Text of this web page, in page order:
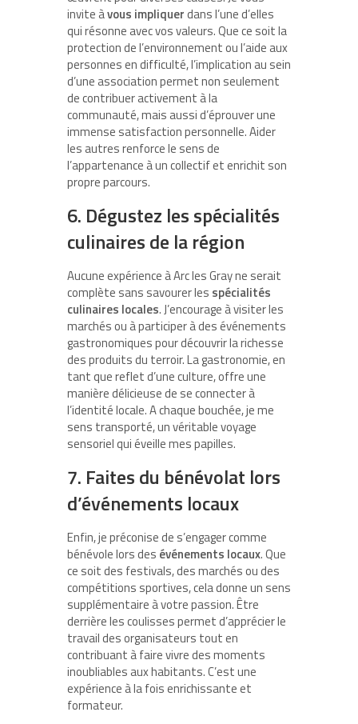
invite àvous impliquerdans l’une d’elles
qui résonne avec vos valeurs. Que ce soit la
protection de l’environnement ou l’aide aux
personnes en difficulté, l’implication au sein
d’une association permet non seulement
de contribuer activement à la
communauté, mais aussi d’éprouver une
immense satisfaction personnelle. Aider
les autres renforce le sens de
l’appartenance à un collectif et enrichit son
propre parcours.
6. Dégustez les spécialités
culinaires de la région
Aucune expérience à Arc les Gray ne serait
complète sans savourer les spécialités
culinaires locales. J’encourage à visiter les
marchés ou à participer à des événements
gastronomiques pour découvrir la richesse
des produits du terroir. La gastronomie, en
tant que reflet d’une culture, offre une
manière délicieuse de se connecter à
l’identité locale. A chaque bouchée, je me
sens transporté, un véritable voyage
sensoriel qui éveille mes papilles.
7. Faites du bénévolat lors
d’événements locaux
Enfin, je préconise de s’engager comme
bénévole lors des événements locaux. Que
ce soit des festivals, des marchés ou des
compétitions sportives, cela donne un sens
supplémentaire à votre passion. Être
derrière les coulisses permet d’apprécier le
travail des organisateurs tout en
contribuant à faire vivre des moments
inoubliables aux habitants. C’est une
expérience à la fois enrichissante et
formateur.